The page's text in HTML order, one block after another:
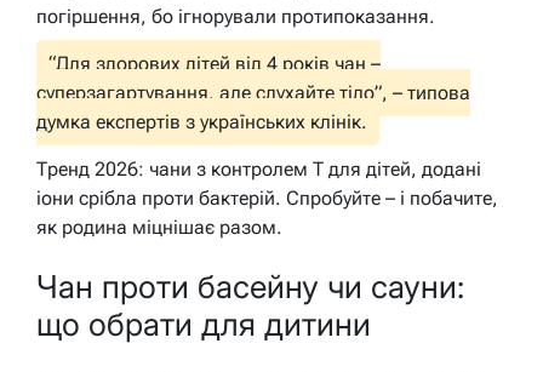
погіршення, бо ігнорували протипоказання.
“Для здорових дітей від 4 років чан –
суперзагартування, але слухайте тіло”, – типова
думка експертів з українських клінік.
Тренд 2026: чани з контролем T для дітей, додані
іони срібла проти бактерій. Спробуйте – і побачите,
як родина міцнішає разом.
Чан проти басейну чи сауни:
що обрати для дитини